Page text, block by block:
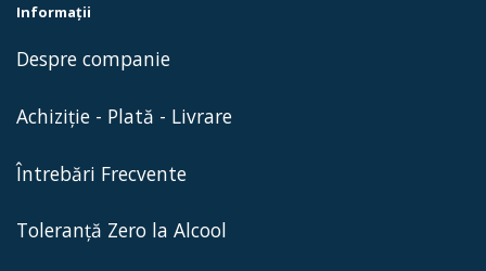
Informaţii
Despre companie
Achiziție - Plată - Livrare
Întrebări Frecvente
Toleranță Zero la Alcool